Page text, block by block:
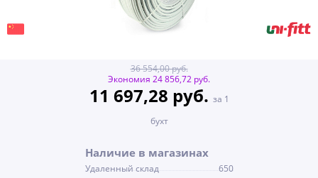
36 554,00 руб.
Экономия 24 856,72 руб.
11 697,28 руб. за 1
бухт
Наличие в магазинах
Удаленный склад
650